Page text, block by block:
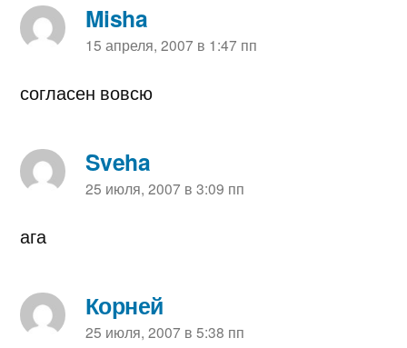
Misha
пишет:
15 апреля, 2007 в 1:47 пп
согласен вовсю
Sveha
пишет:
25 июля, 2007 в 3:09 пп
ага
Корней
пишет:
25 июля, 2007 в 5:38 пп